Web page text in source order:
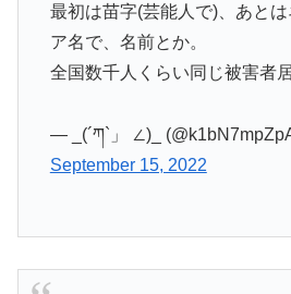
最初は苗字(芸能人で)、あと
ア名で、名前とか。
全国数千人くらい同じ被害者
— _(´ཀ`」 ∠)_
September 15, 2022